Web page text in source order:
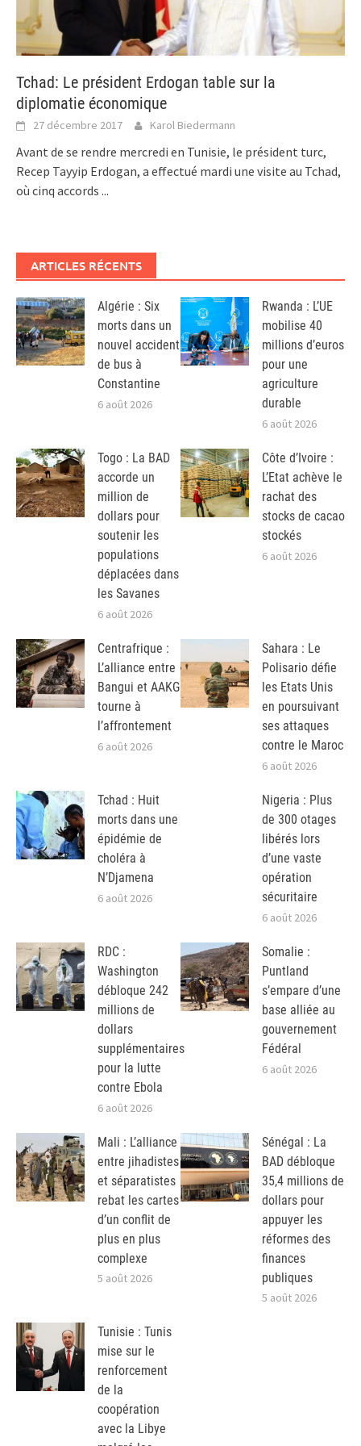
Tchad: Le président Erdogan table sur la
diplomatie économique
27 décembre 2017 Karol Biedermann
Avant de se rendre mercredi en Tunisie, le président turc,
Recep Tayyip Erdogan, a effectué mardi une visite au Tchad,
où cinq accords ...
ARTICLES RÉCENTS
Algérie : Six
morts dans un
nouvel accident
de bus à
Constantine
6 août 2026
Rwanda : L’UE
mobilise 40
millions d’euros
pour une
agriculture
durable
6 août 2026
Togo : La BAD
accorde un
million de
dollars pour
soutenir les
populations
déplacées dans
les Savanes
6 août 2026
Côte d’Ivoire :
L’Etat achève le
rachat des
stocks de cacao
stockés
6 août 2026
Centrafrique :
L’alliance entre
Bangui et AAKG
tourne à
l’affrontement
6 août 2026
Sahara : Le
Polisario défie
les Etats Unis
en poursuivant
ses attaques
contre le Maroc
6 août 2026
Tchad : Huit
morts dans une
épidémie de
choléra à
N’Djamena
6 août 2026
Nigeria : Plus
de 300 otages
libérés lors
d’une vaste
opération
sécuritaire
6 août 2026
RDC :
Washington
débloque 242
millions de
dollars
supplémentaires
pour la lutte
contre Ebola
6 août 2026
Somalie :
Puntland
s’empare d’une
base alliée au
gouvernement
Fédéral
6 août 2026
Mali : L’alliance
entre jihadistes
et séparatistes
rebat les cartes
d’un conflit de
plus en plus
complexe
5 août 2026
Sénégal : La
BAD débloque
35,4 millions de
dollars pour
appuyer les
réformes des
finances
publiques
5 août 2026
Tunisie : Tunis
mise sur le
renforcement
de la
coopération
avec la Libye